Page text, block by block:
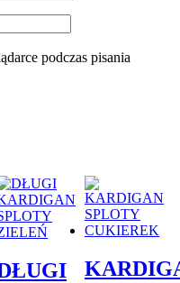
podczas pisania